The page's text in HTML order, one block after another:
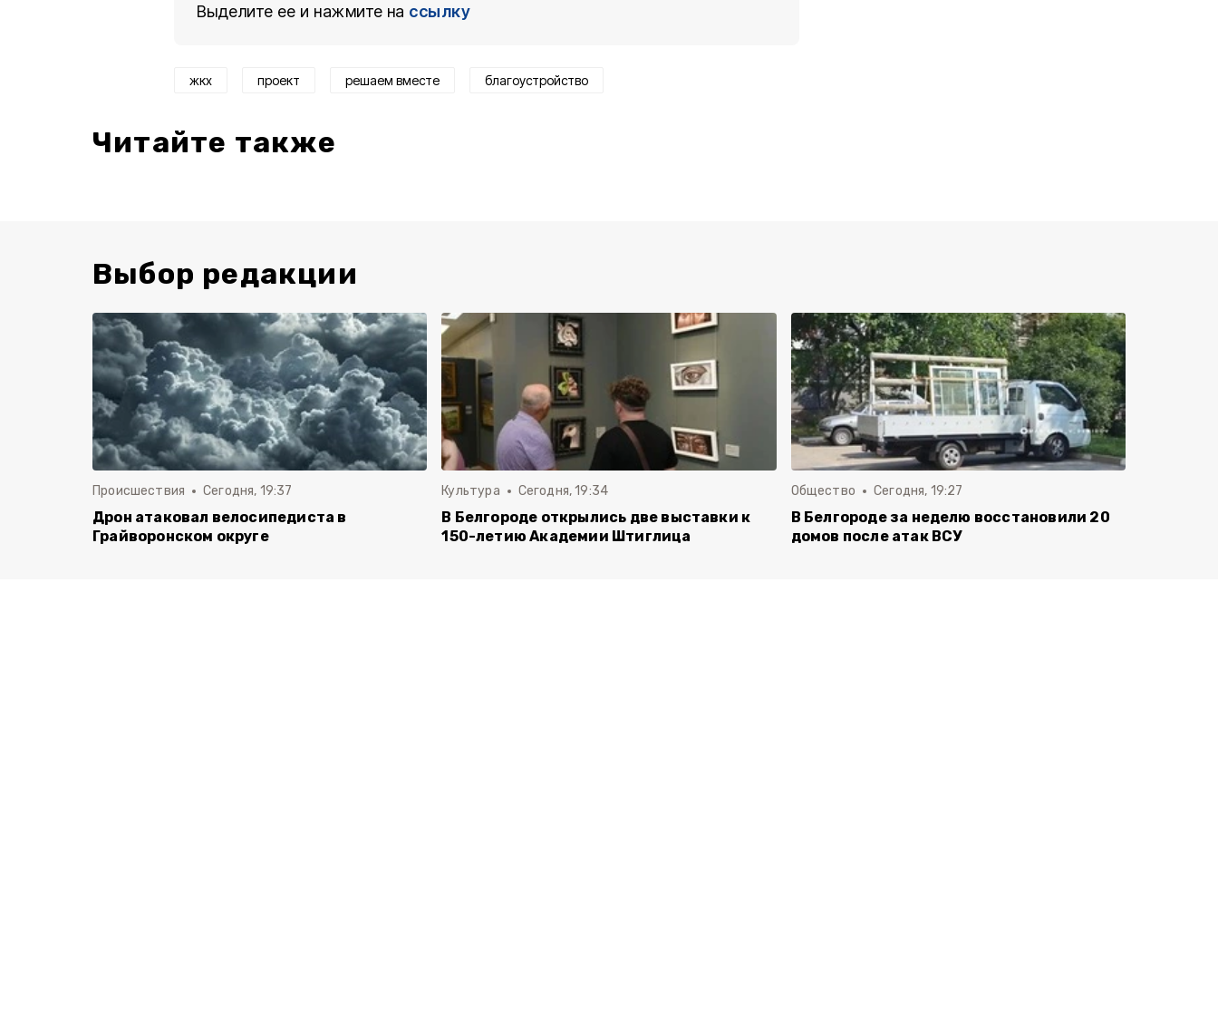
Выделите ее и нажмите на ссылку
жкх проект решаем вместе благоустройство
Читайте также
Выбор редакции
Происшествия Сегодня, 19:37
Дрон атаковал велосипедиста в
Грайворонском округе
Культура Сегодня, 19:34
В Белгороде открылись две выставки к
150-летию Академии Штиглица
Общество Сегодня, 19:27
В Белгороде за неделю восстановили 20
домов после атак ВСУ